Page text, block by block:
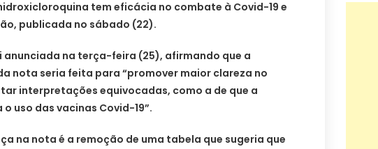
tem eficácia no combate à Covid-19 e
publicada no sábado (22).
anunciada na terça-feira (25), afirmando que a
nota seria feita para “promover maior clareza no
interpretações equivocadas, como a de que a
uso das vacinas Covid-19”.
na nota é a remoção de uma tabela que sugeria que